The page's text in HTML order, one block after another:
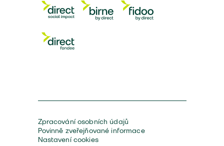
Zpracování osobních údajů
Povinně zveřejňované informace
Nastavení cookies